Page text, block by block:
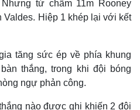
từ chấm 11m Rooney
Valdes. Hiệp 1 khép lại với kết
tăng sức ép về phía khung
thắng, trong khi đội bóng
ngự phản công.
nào được ghi khiến 2 đội